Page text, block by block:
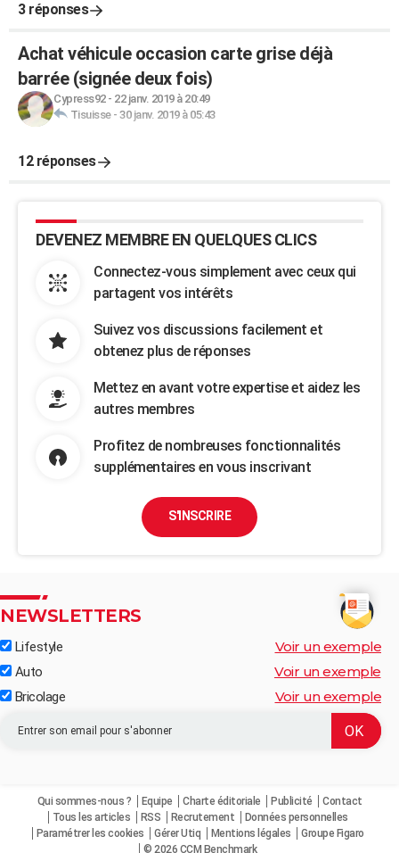
3 réponses
Achat véhicule occasion carte grise déjà
barrée (signée deux fois)
Cypress92- 22 janv. 2019 à 20:49
Tisuisse- 30 janv. 2019 à 05:43
12 réponses
DEVENEZ MEMBRE EN QUELQUES CLICS
Connectez-vous simplement avec ceux qui
partagent vos intérêts
Suivez vos discussions facilement et
obtenez plus de réponses
Mettez en avant votre expertise et aidez les
autres membres
Profitez de nombreuses fonctionnalités
supplémentaires en vous inscrivant
S'INSCRIRE
NEWSLETTERS
Lifestyle Voir un exemple
Auto Voir un exemple
Bricolage Voir un exemple
Qui sommes-nous ? Equipe Charte éditoriale Publicité
Contact
Tous les articles
RSS Recrutement
Données personnelles
Paramétrer les cookies
Gérer Utiq Mentions légales
Groupe Figaro
© 2026 CCM Benchmark